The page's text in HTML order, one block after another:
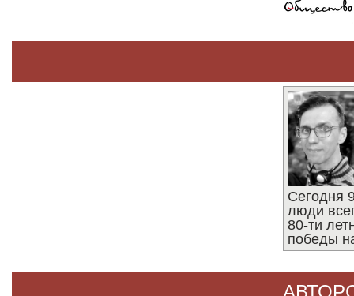
Сегодня
люди
80-ти
победы